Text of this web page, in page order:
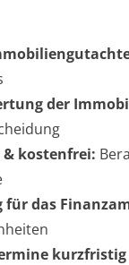
der
kostenfrei:
das